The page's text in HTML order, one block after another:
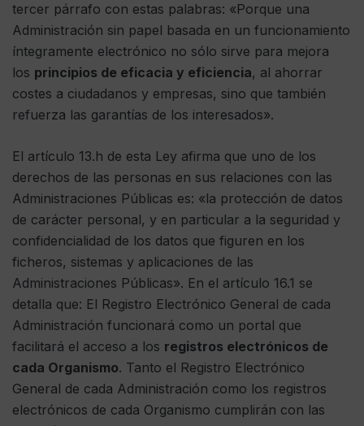
tercer párrafo con estas palabras: «Porque una
Administración sin papel basada en un funcionamiento
íntegramente electrónico no sólo sirve para mejora
los principios de eficacia y eficiencia, al ahorrar
costes a ciudadanos y empresas, sino que también
refuerza las garantías de los interesados».
El artículo 13.h de esta Ley afirma que uno de los
derechos de las personas en sus relaciones con las
Administraciones Públicas es: «la protección de datos
de carácter personal, y en particular a la seguridad y
confidencialidad de los datos que figuren en los
ficheros, sistemas y aplicaciones de las
Administraciones Públicas». En el artículo 16.1 se
detalla que: El Registro Electrónico General de cada
Administración funcionará como un portal que
facilitará el acceso a los registros electrónicos de
cada Organismo. Tanto el Registro Electrónico
General de cada Administración como los registros
electrónicos de cada Organismo cumplirán con las